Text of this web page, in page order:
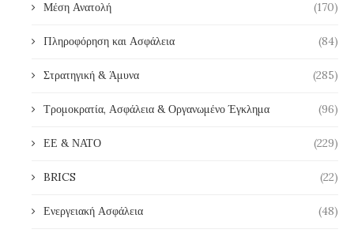
Μέση Ανατολή (170)
Πληροφόρηση και Ασφάλεια (84)
Στρατηγική & Άμυνα (285)
Τρομοκρατία, Ασφάλεια & Οργανωμένο Έγκλημα (96)
ΕΕ & ΝΑΤΟ (229)
BRICS (22)
Ενεργειακή Ασφάλεια (48)